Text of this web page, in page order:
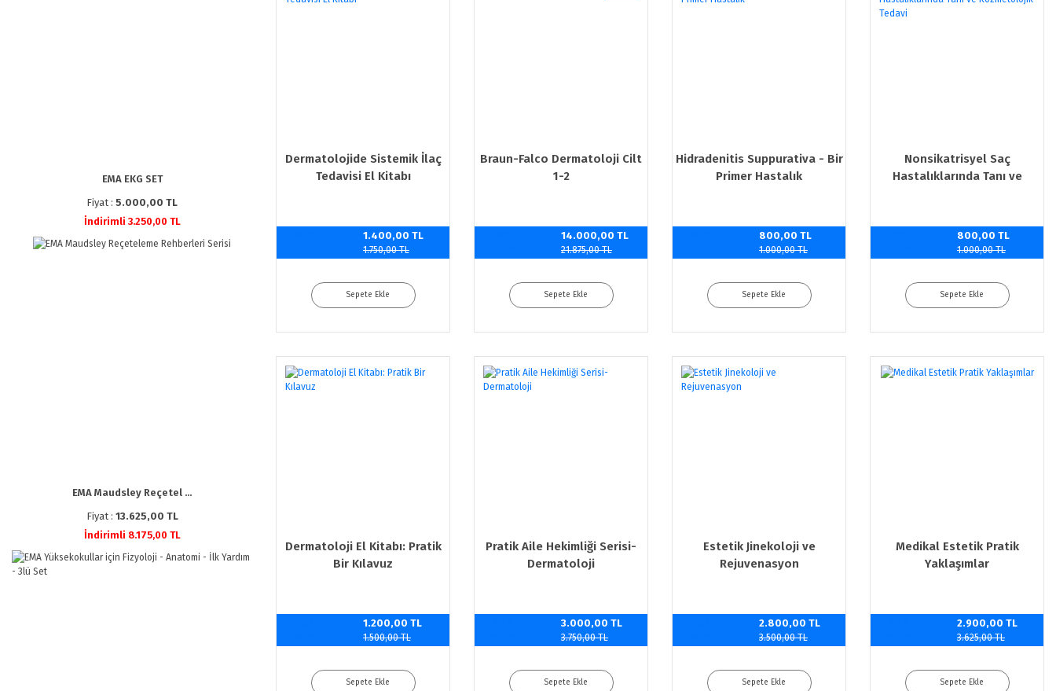
EMA EKG SET
Fiyat : 5.000,00 TL
İndirimli 3.250,00 TL
EMA Maudsley Reçetel ...
Fiyat : 13.625,00 TL
İndirimli 8.175,00 TL
Dermatolojide Sistemik İlaç
Tedavisi El Kitabı
1.400,00 TL
1.750,00 TL
Sepete Ekle
Braun-Falco Dermatoloji Cilt
1-2
14.000,00 TL
21.875,00 TL
Sepete Ekle
Hidradenitis Suppurativa - Bir
Primer Hastalık
800,00 TL
1.000,00 TL
Sepete Ekle
Nonsikatrisyel Saç
Hastalıklarında Tanı ve
800,00 TL
1.000,00 TL
Sepete Ekle
Dermatoloji El Kitabı: Pratik
Bir Kılavuz
1.200,00 TL
1.500,00 TL
Sepete Ekle
Pratik Aile Hekimliği Serisi-
Dermatoloji
3.000,00 TL
3.750,00 TL
Sepete Ekle
Estetik Jinekoloji ve
Rejuvenasyon
2.800,00 TL
3.500,00 TL
Sepete Ekle
Medikal Estetik Pratik
Yaklaşımlar
2.900,00 TL
3.625,00 TL
Sepete Ekle